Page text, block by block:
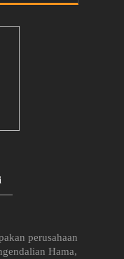
perusahaan
Hama,